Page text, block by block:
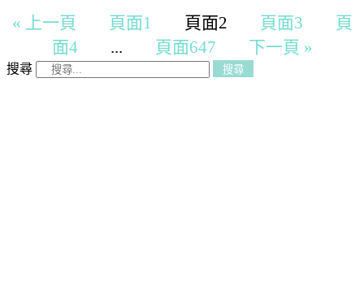
« 上一頁 頁面1 頁面2 頁面3
頁
面4 ... 頁面647 下一頁 »
搜尋 搜尋